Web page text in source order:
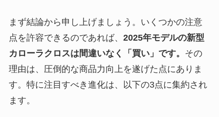
まず結論から申し上げましょう。いくつかの注意
点を許容できるのであれば、 2025年モデルの新型
カローラクロスは間違いなく「買い」です。 その
理由は、圧倒的な商品力向上を遂げた点にありま
す。特に注目すべき進化は、以下の3点に集約され
ます。